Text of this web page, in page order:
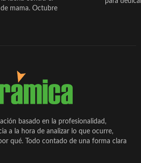
mama. Octubre
basado en la profesionalidad,
a la hora de analizar lo que ocurre,
qué. Todo contado de una forma clara